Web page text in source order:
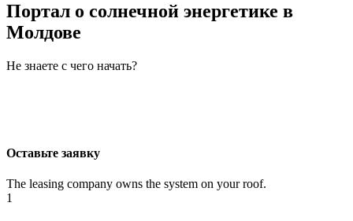
Портал о солнечной энергетике в
Молдове
Не знаете с чего начать?
Оставьте заявку
The leasing company owns the system on your roof.
1